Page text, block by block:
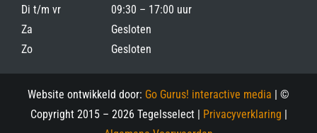
Di t/m vr
09:30 – 17:00 uur
Za
Gesloten
Zo
Gesloten
Website ontwikkeld door: Go Gurus! interactive media | ©
Copyright 2015 – 2026 Tegelsselect | Privacyverklaring |